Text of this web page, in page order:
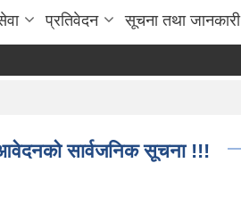
प्रतिवेदन सूचना तथा जानकारी
सार्वजनिक सूचना !!!